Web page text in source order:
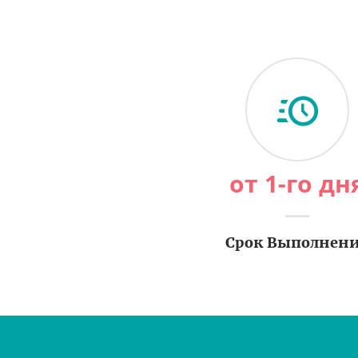
от 1-го
Срок